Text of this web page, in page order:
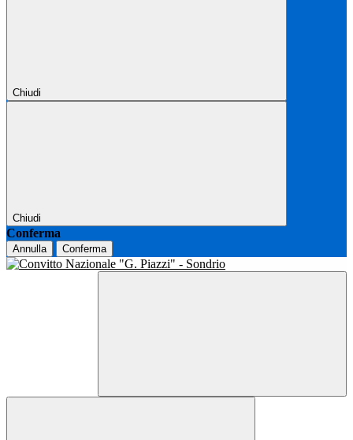
Chiudi
Chiudi
Conferma
Annulla Conferma